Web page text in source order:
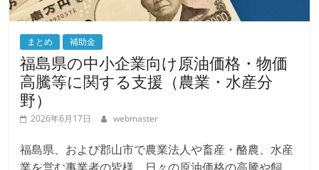
まとめ 補助金
福島県の中小企業向け原油価格・物価
高騰等に関する支援（農業・水産分
野）